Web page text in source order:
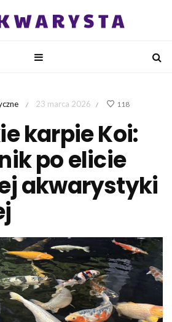
/ 23 marca 2026 / 118
karpie Koi:
po elicie
akwarystyki